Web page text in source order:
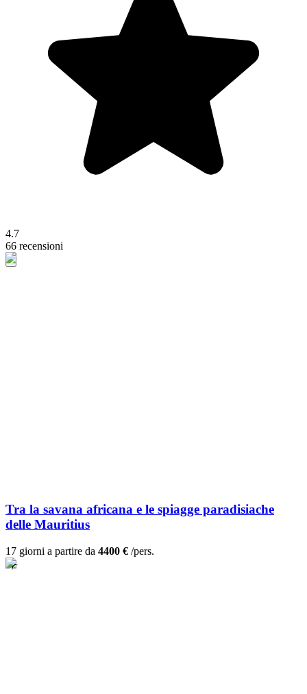
4.7
66 recensioni
Tra la savana africana e le spiagge paradisiache
delle Mauritius
17 giorni a partire da 4400 € /pers.